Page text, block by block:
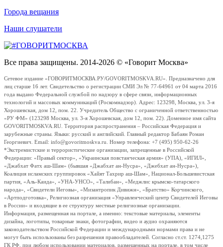
Города вещания
Наши слушатели
Все права защищены. 2014-2026 © «Говорит Москва»
Сетевое издание «ГОВОРИТМОСКВА.РУ/GOVORITMOSKVA.RU». Предназначено для
лиц старше 16 лет. Свидетельство о регистрации СМИ Эл № 77-64961 от 04 марта 2016
года выдано Федеральной службой по надзору в сфере связи, информационных
технологий и массовых коммуникаций (Роскомнадзор). Адрес: 123298, Москва, ул. 3-я
Хорошевская, дом 12, пом. 22. Учредитель Общество с ограниченной ответственностью
«РУ ФМ» (123298 Москва, ул. 3-я Хорошевская, дом 12, пом. 22). Доменное имя сайта
GOVORITMOSKVA.RU. Территория распространения – Российская Федерация и
зарубежные страны. Языки: русский и английский. Главный редактор Бабаян Роман
Георгиевич. Email: info@govoritmoskva.ru. Номер телефона: +7 (495) 950-62-26
*Экстремистские и террористические организации, запрещенные в Российской
Федерации: «Правый сектор», «Украинская повстанческая армия» (УПА), «ИГИЛ»,
«Джабхат Фатх аш-Шам» (бывшая «Джабхат ан-Нусра», «Джебхат ан-Нусра»),
Коалиция исламских группировок «Хайят Тахрир аш-Шам», Национал-Большевистская
партия, «Аль-Каида», «УНА-УНСО», «Талибан», «Меджлис крымско-татарского
народа», «Свидетели Иеговы», «Мизантропик Дивижн», «Братство» Корчинского,
«Артподготовка», Религиозная организация «Управленческий центр Свидетелей Иеговы
в России» и входящие в ее структуру местные религиозные организации.
Информация, размещенная на портале, а именно: текстовые материалы, элементы
дизайна, логотипы, товарные знаки, фотографии, видео и аудио охраняются
законодательством Российской Федерации и международными нормами права и не
могут быть использованы без разрешения правообладателей. Согласно ст.ст. 1274,1275
ГК РФ, при любом использовании материалов, размещенных на портале, в том числе